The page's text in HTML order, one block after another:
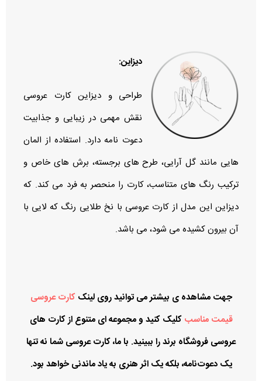
دیزاین:
طراحی و دیزاین کارت عروسی
نقش مهمی در زیبایی و جذابیت
دعوت‌ نامه دارد. استفاده از المان‌
هایی مانند گل‌ آرایی، طرح‌ های برجسته، برش‌ های خاص و
ترکیب رنگ‌ های متناسب، کارت را منحصر به‌ فرد می‌ کند. که
دیزاین این مدل از کارت عروسی با نخ طلایی رنگ که لایی با
آن بیرون کشیده می شود، می باشد.
جهت مشاهده ی بیشتر می توانید روی لینککارت عروسی
قیمت مناسب کلیک کنید و مجموعه ای متنوع از کارت های
عروسی فروشگاه برند را ببینید. با ما، کارت عروسی شما نه تنها
یک دعوت‌نامه، بلکه یک اثر هنری به یاد ماندنی خواهد بود.